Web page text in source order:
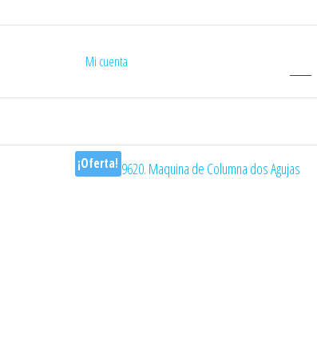
Mi cuenta
¡Oferta!